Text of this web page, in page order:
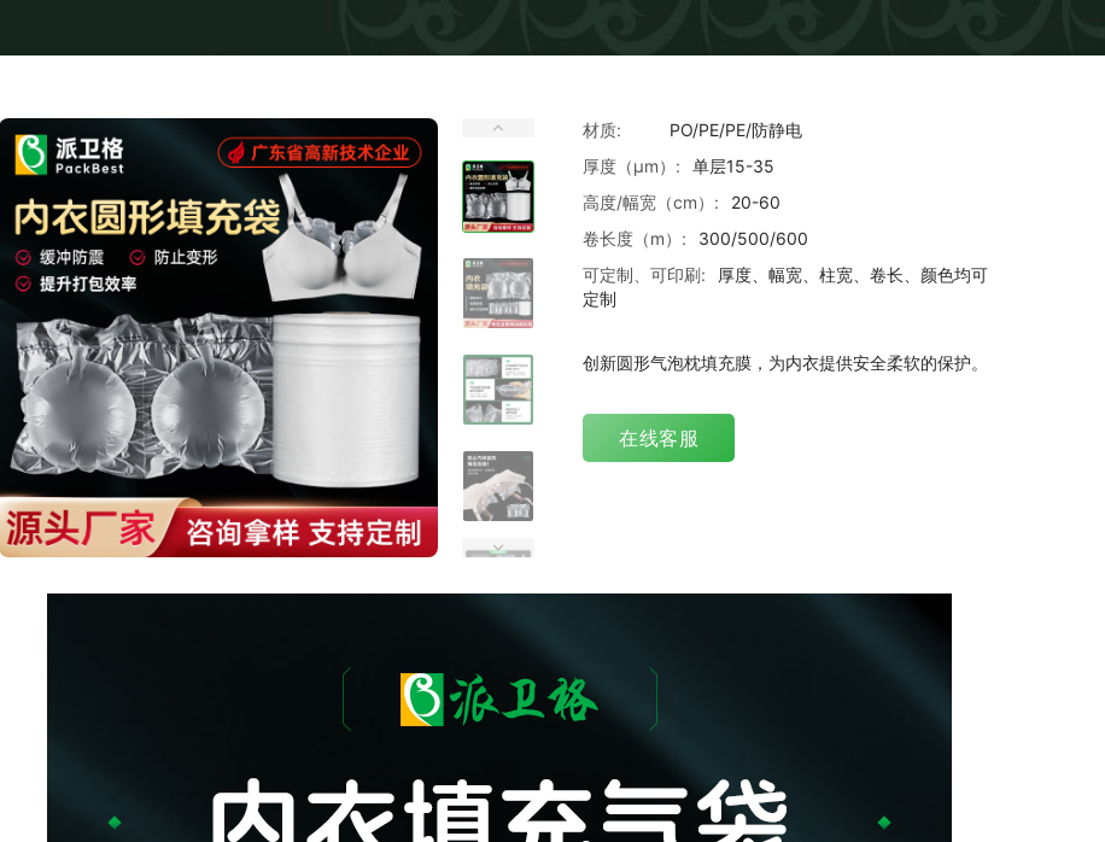
材质:
PO/PE/PE/防静电
厚度（μm）:
单层15-35
高度/幅宽（cm）:
20-60
卷长度（m）:
300/500/600
可定制、可印刷:
厚度、幅宽、柱宽、卷长、颜色均可
定制
创新圆形气泡枕填充膜，为内衣提供安全柔软的保护。
在线客服